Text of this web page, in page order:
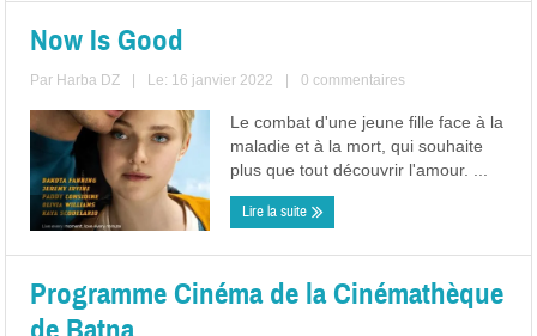
Now Is Good
Par Harba DZ Le: 16 janvier 2022 0 commentaires
Le combat d'une jeune fille face à la
maladie et à la mort, qui souhaite
plus que tout découvrir l'amour. ...
Lire la suite
Programme Cinéma de la Cinémathèque